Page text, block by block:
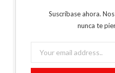
Suscríbase ahora.
nunca te